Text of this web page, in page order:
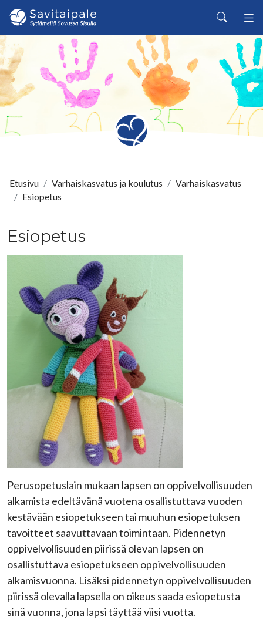
Siirry pääsisältöön
Haku
Etusivu Varhaiskasvatus ja koulutus
Varhaiskasvatus
Esiopetus
Esiopetus
Perusopetuslain mukaan lapsen on oppivelvollisuuden
alkamista edeltävänä vuotena osallistuttava vuoden
kestävään esiopetukseen tai muuhun esiopetuksen
tavoitteet saavuttavaan toimintaan. Pidennetyn
oppivelvollisuuden piirissä olevan lapsen on
osallistuttava esiopetukseen oppivelvollisuuden
alkamisvuonna. Lisäksi pidennetyn oppivelvollisuuden
piirissä olevalla lapsella on oikeus saada esiopetusta
sinä vuonna, jona lapsi täyttää viisi vuotta.